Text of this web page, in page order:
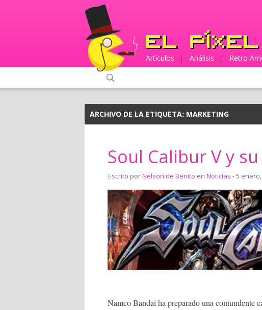
Artículos | Análisis | Retro
ARCHIVO DE LA ETIQUETA: MARKETING
Soul Calibur V y
Escrito porNelson de Benito en Noticias - 5
Namco Bandai ha preparado una contundente